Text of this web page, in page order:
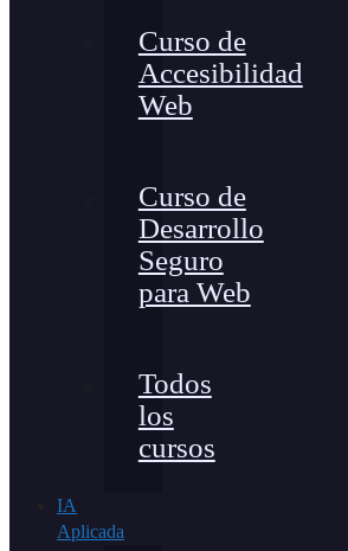
Curso de
Accesibilidad
Web
Curso de
Desarrollo
Seguro
para Web
Todos
los
cursos
IA
Aplicada